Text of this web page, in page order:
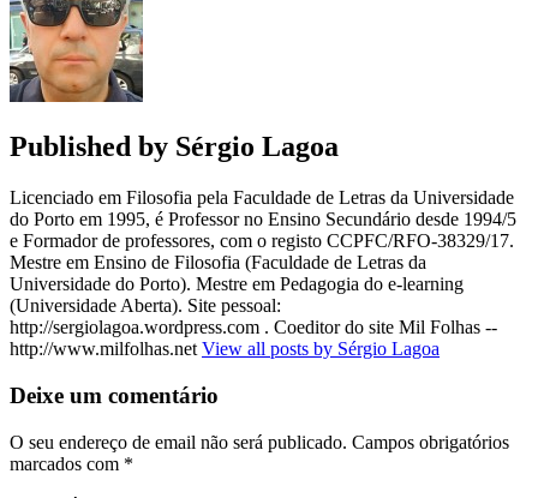
Published by Sérgio Lagoa
Licenciado em Filosofia pela Faculdade de Letras da Universidade
do Porto em 1995, é Professor no Ensino Secundário desde 1994/5
e Formador de professores, com o registo CCPFC/RFO-38329/17.
Mestre em Ensino de Filosofia (Faculdade de Letras da
Universidade do Porto). Mestre em Pedagogia do e-learning
(Universidade Aberta). Site pessoal:
http://sergiolagoa.wordpress.com . Coeditor do site Mil Folhas --
http://www.milfolhas.net View all posts by Sérgio Lagoa
Deixe um comentário
O seu endereço de email não será publicado. Campos obrigatórios
marcados com *